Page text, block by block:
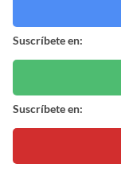
Suscríbete en:
Suscríbete en: